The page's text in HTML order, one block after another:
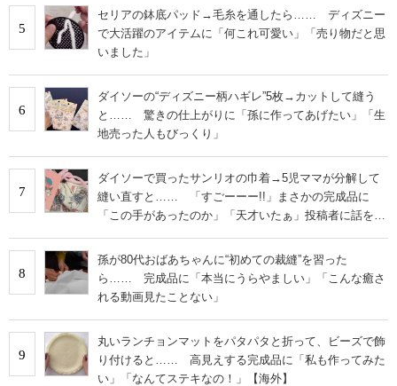
5
セリアの鉢底パッド→毛糸を通したら…… ディズニー
で大活躍のアイテムに「何これ可愛い」「売り物だと思
いました」
6
ダイソーの“ディズニー柄ハギレ”5枚→カットして縫う
と…… 驚きの仕上がりに「孫に作ってあげたい」「生
地売った人もびっくり」
7
ダイソーで買ったサンリオの巾着→5児ママが分解して
縫い直すと…… 「すごーーー!!」まさかの完成品に
「この手があったのか」「天才いたぁ」投稿者に話を聞
8
孫が80代おばあちゃんに“初めての裁縫”を習った
ら…… 完成品に「本当にうらやましい」「こんな癒さ
れる動画見たことない」
9
丸いランチョンマットをパタパタと折って、ビーズで飾
り付けると…… 高見えする完成品に「私も作ってみた
い」「なんてステキなの！」【海外】